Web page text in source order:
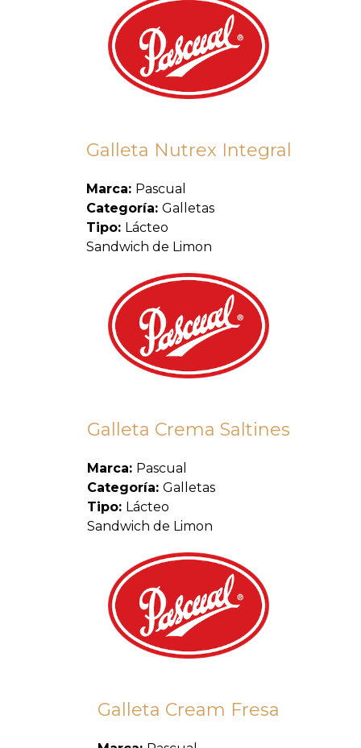
Galleta Nutrex Integral
Marca: Pascual
Categoría: Galletas
Tipo: Lácteo
Sandwich de Limon
Galleta Crema Saltines
Marca: Pascual
Categoría: Galletas
Tipo: Lácteo
Sandwich de Limon
Galleta Cream Fresa